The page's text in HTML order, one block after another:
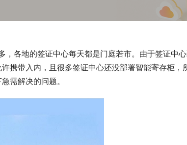
携带入内，且很多签证中心还没部署智能寄存柜，
需解决的问题。